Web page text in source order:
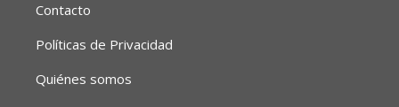
Contacto
Políticas de Privacidad
Quiénes somos